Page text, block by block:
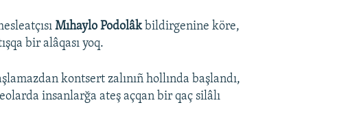
Mıhaylo Podolâkbildirgenine köre,
bir alâqası yoq.
kontsert zalınıñ hollında başlandı,
insanlarğa ateş açqan bir qaç silâlı